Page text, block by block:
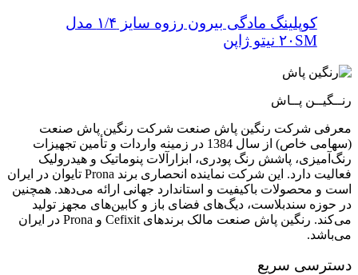
کوپلینگ مادگی بیرون رزوه سایز ۱/۴ مدل
۲۰SM نیتو ژاپن
رنــگیــن پــاش
معرفی شرکت رنگین پاش صنعت شرکت رنگین پاش صنعت
(سهامی خاص) از سال 1384 در زمینه واردات و تأمین تجهیزات
رنگ‌آمیزی، پاشش رنگ پودری، ابزارآلات پنوماتیک و هیدرولیک
فعالیت دارد. این شرکت نماینده انحصاری برند Prona تایوان در ایران
است و محصولات باکیفیت و استاندارد جهانی ارائه می‌دهد. همچنین
در حوزه سندبلاست، دیگ‌های فضای باز و کابین‌های مجهز تولید
می‌کند. رنگین پاش صنعت مالک برندهای Cefixit و Prona در ایران
می‌باشد.
دسترسی سریع